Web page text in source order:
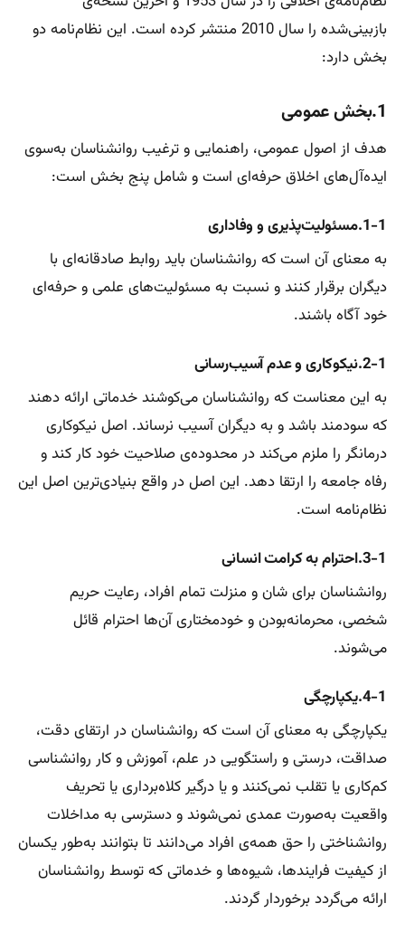
بازبینی‌شده را سال 2010 منتشر کرده است. این نظام‌نامه دو
بخش دارد:
1.بخش عمومی
هدف از اصول عمومی، راهنمایی و ترغیب روانشناسان به‌سوی
ایده‌آل‌های اخلاق حرفه‌ای است و شامل پنج بخش است:
1-1.مسئولیت‌پذیری و وفاداری
به معنای آن است که روانشناسان باید روابط صادقانه‌ای با
دیگران برقرار کنند و نسبت به مسئولیت‌های علمی و حرفه‌ای
خود آگاه باشند.
2-1.نیکوکاری و عدم آسیب‌رسانی
به این معناست که روانشناسان می‌کوشند خدماتی ارائه دهند
که سودمند باشد و به دیگران آسیب نرساند. اصل نیکوکاری
درمانگر را ملزم می‌کند در محدوده‌ی صلاحیت خود کار کند و
رفاه جامعه را ارتقا دهد. این اصل در واقع بنیادی‌ترین اصل این
نظام‌نامه است.
3-1.احترام به کرامت انسانی
روانشناسان برای شان و منزلت تمام افراد، رعایت حریم
شخصی، محرمانه‌بودن و خودمختاری آن‌ها احترام قائل
می‌شوند.
4-1.یکپارچگی
یکپارچگی به معنای آن است که روانشناسان در ارتقای دقت،
صداقت، درستی و راستگویی در علم، آموزش و کار روانشناسی
کم‌کاری یا تقلب نمی‌کنند و یا درگیر کلاه‌برداری یا تحریف
واقعیت به‌صورت عمدی نمی‌شوند و دسترسی به مداخلات
روانشناختی را حق همه‌ی افراد می‌دانند تا بتوانند به‌طور یکسان
از کیفیت فرایندها، شیوه‌ها و خدماتی که توسط روانشناسان
ارائه می‌گردد برخوردار گردند.